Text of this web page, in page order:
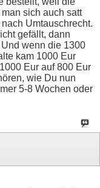
sich auch satt
Umtauschrecht.
gefällt, dann
wenn die 1300
kam 1000 Eur
Eur auf 800 Eur
wie Du nun
5-8 Wochen oder